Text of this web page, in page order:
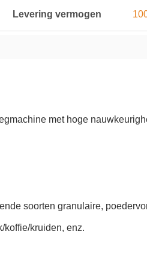
Levering vermogen
met hoge
soorten granulaire,
koffie/kruiden, enz.